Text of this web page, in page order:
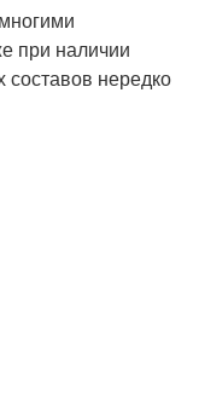
при наличии
нередко